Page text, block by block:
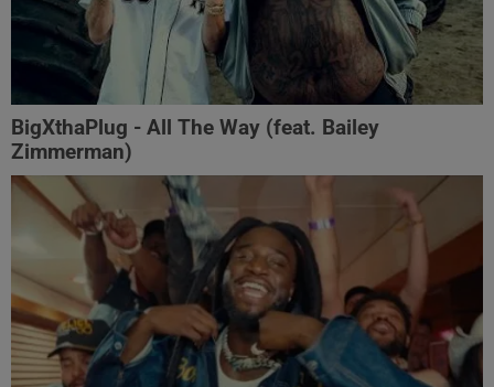
BigXthaPlug - All The Way (feat. Bailey
Zimmerman)